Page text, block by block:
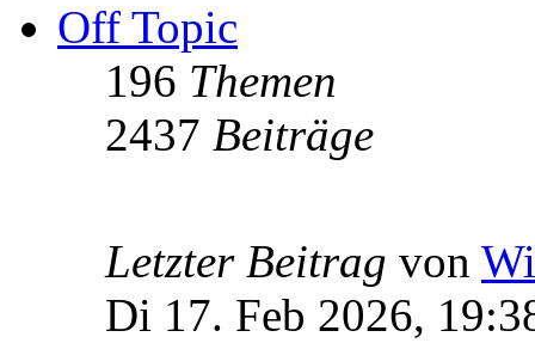
Off Topic
196 Themen
2437 Beiträge
Letzter Beitrag von
Di 17. Feb 2026,